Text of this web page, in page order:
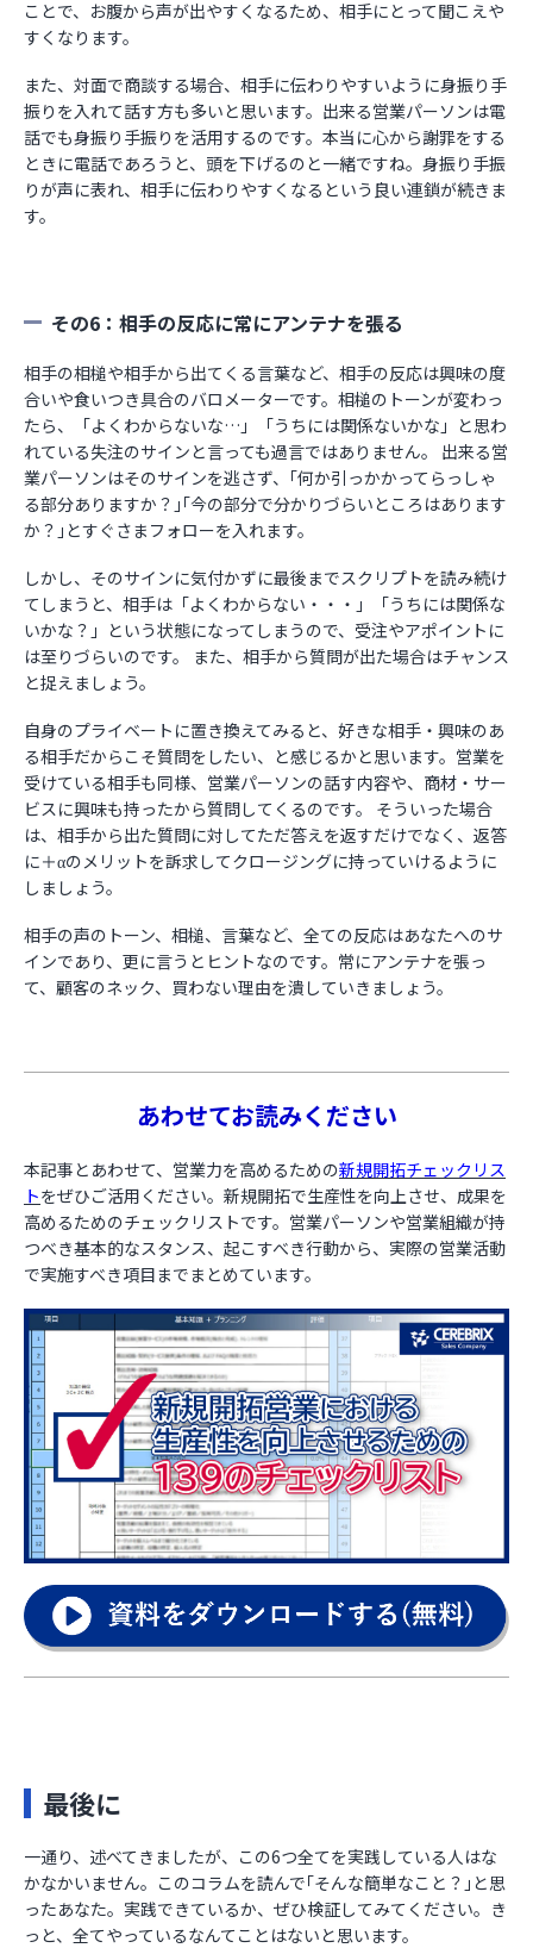
ことで、お腹から声が出やすくなるため、相手にとって聞こえや
すくなります。
また、対面で商談する場合、相手に伝わりやすいように身振り手
振りを入れて話す方も多いと思います。出来る営業パーソンは電
話でも身振り手振りを活用するのです。本当に心から謝罪をする
ときに電話であろうと、頭を下げるのと一緒ですね。身振り手振
りが声に表れ、相手に伝わりやすくなるという良い連鎖が続きま
す。
その6：相手の反応に常にアンテナを張る
相手の相槌や相手から出てくる言葉など、相手の反応は興味の度
合いや食いつき具合のバロメーターです。相槌のトーンが変わっ
たら、「よくわからないな…」「うちには関係ないかな」と思わ
れている失注のサインと言っても過言ではありません。 出来る営
業パーソンはそのサインを逃さず、｢何か引っかかってらっしゃ
る部分ありますか？｣｢今の部分で分かりづらいところはあります
か？｣とすぐさまフォローを入れます。
しかし、そのサインに気付かずに最後までスクリプトを読み続け
てしまうと、相手は「よくわからない・・・」「うちには関係な
いかな？」という状態になってしまうので、受注やアポイントに
は至りづらいのです。 また、相手から質問が出た場合はチャンス
と捉えましょう。
自身のプライベートに置き換えてみると、好きな相手・興味のあ
る相手だからこそ質問をしたい、と感じるかと思います。営業を
受けている相手も同様、営業パーソンの話す内容や、商材・サー
ビスに興味も持ったから質問してくるのです。 そういった場合
は、相手から出た質問に対してただ答えを返すだけでなく、返答
に＋αのメリットを訴求してクロージングに持っていけるように
しましょう。
相手の声のトーン、相槌、言葉など、全ての反応はあなたへのサ
インであり、更に言うとヒントなのです。常にアンテナを張っ
て、顧客のネック、買わない理由を潰していきましょう。
あわせてお読みください
本記事とあわせて、営業力を高めるための新規開拓チェックリス
トをぜひご活用ください。新規開拓で生産性を向上させ、成果を
高めるためのチェックリストです。営業パーソンや営業組織が持
つべき基本的なスタンス、起こすべき行動から、実際の営業活動
で実施すべき項目までまとめています。
最後に
一通り、述べてきましたが、この6つ全てを実践している人はな
かなかいません。このコラムを読んで｢そんな簡単なこと？｣と思
ったあなた。実践できているか、ぜひ検証してみてください。き
っと、全てやっているなんてことはないと思います。